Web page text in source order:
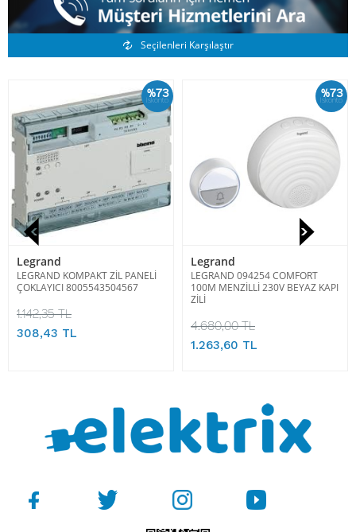
Benzer Ürünler
Seçilenleri Karşılaştır
%73
İskonto
Legrand
LEGRAND KOMPAKT ZİL PANELİ
ÇOKLAYICI 8005543504567
1.142,35 TL
308,43 TL
%73
İskonto
Legrand
LEGRAND 094254 COMFORT
100M MENZİLLİ 230V BEYAZ KAPI
ZİLİ
4.680,00 TL
1.263,60 TL